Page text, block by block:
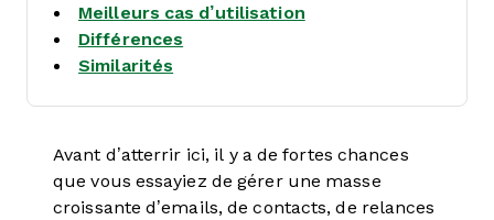
Meilleurs cas d’utilisation
Différences
Similarités
Avant d’atterrir ici, il y a de fortes chances
que vous essayiez de gérer une masse
croissante d’emails, de contacts, de relances